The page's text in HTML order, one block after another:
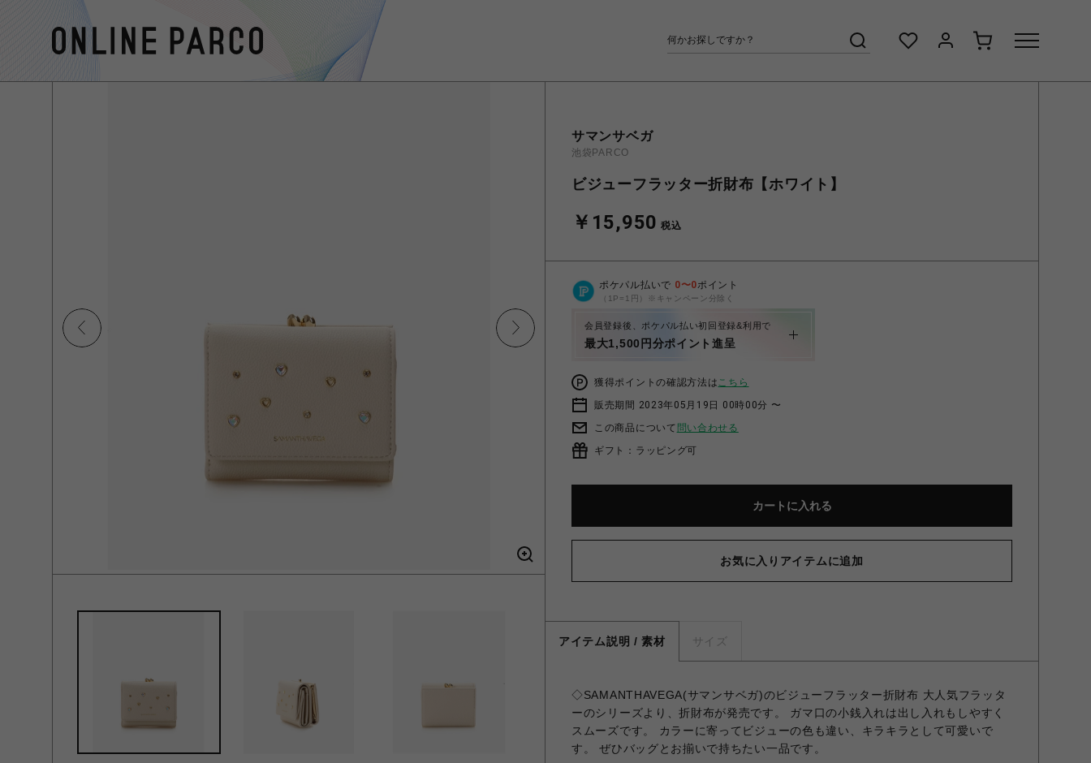
サマンサベガ
池袋PARCO
ビジューフラッター折財布【ホワイト】
￥15,950 税込
ポケパル払いで 0〜0ポイント
（1P=1円）※キャンペーン分除く
会員登録後、ポケパル払い初回登録&利用で
最大1,500円分ポイント進呈
獲得ポイントの確認方法はこちら
販売期間 2023年05月19日 00時00分 〜
この商品について 問い合わせる
ギフト：ラッピング可
カートに入れる
お気に入りアイテムに追加
アイテム説明 / 素材 サイズ
◇SAMANTHAVEGA(サマンサベガ)のビジューフラッター折財布 大人気フラッタ
ーのシリーズより、折財布が発売です。 ガマ口の小銭入れは出し入れもしやすく
スムーズです。 カラーに寄ってビジューの色も違い、キラキラとして可愛いで
す。 ぜひバッグとお揃いで持ちたい一品です。